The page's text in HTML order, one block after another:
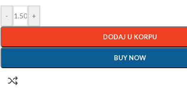
- +
DODAJ U KORPU
BUY NOW